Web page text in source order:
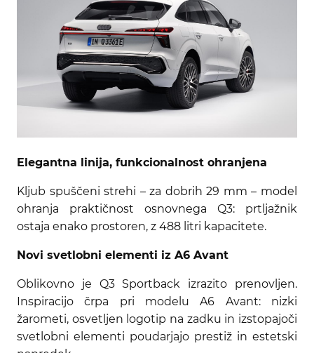
Elegantna linija, funkcionalnost ohranjena
Kljub spuščeni strehi – za dobrih 29 mm – model
ohranja praktičnost osnovnega Q3: prtljažnik
ostaja enako prostoren, z 488 litri kapacitete.
Novi svetlobni elementi iz A6 Avant
Oblikovno je Q3 Sportback izrazito prenovljen.
Inspiracijo črpa pri modelu A6 Avant: nizki
žarometi, osvetljen logotip na zadku in izstopajoči
svetlobni elementi poudarjajo prestiž in estetski